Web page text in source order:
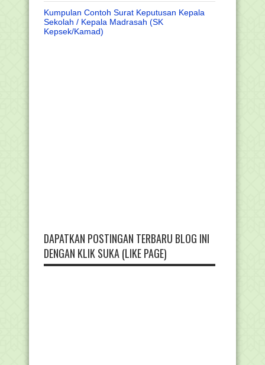
Kumpulan Contoh Surat Keputusan Kepala
Sekolah / Kepala Madrasah (SK
Kepsek/Kamad)
DAPATKAN POSTINGAN TERBARU BLOG INI
DENGAN KLIK SUKA (LIKE PAGE)